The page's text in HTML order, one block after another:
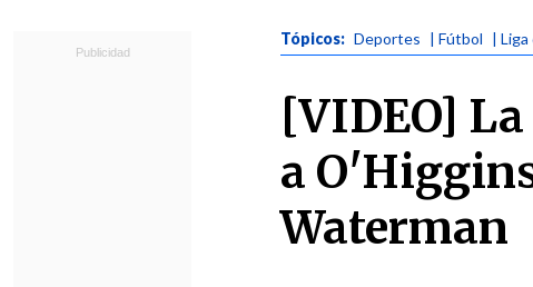
Tópicos: Deportes | Fútbol | Liga
[VIDEO]
a
Waterman